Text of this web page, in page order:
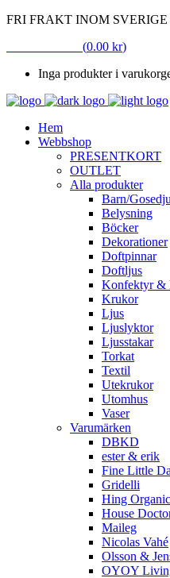
FRI FRAKT INOM
(0.00 kr)
Inga produkter i
Hem
Webbshop
PRESENTKORT
OUTLET
Alla produkter
Barn/
Belysning
Böcker
Dekorationer
Doftpinnar
Doftljus
Konfektyr &
Krukor
Ljus
Ljuslyktor
Ljusstakar
Torkat
Textil
Utekrukor
Utomhus
Vaser
Varumärken
DBKD
ester & erik
Fine Little
Gridelli
Hing
House
Maileg
Nicolas Vahé
Olsson &
OYOY